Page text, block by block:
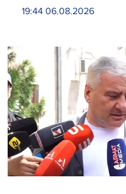
փորձերի» մեջ
19:44 06.08.2026